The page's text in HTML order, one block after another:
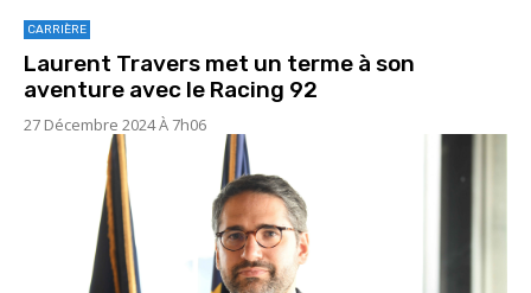
CARRIÈRE
Laurent Travers met un terme à son
aventure avec le Racing 92
27 Décembre 2024 À 7h06